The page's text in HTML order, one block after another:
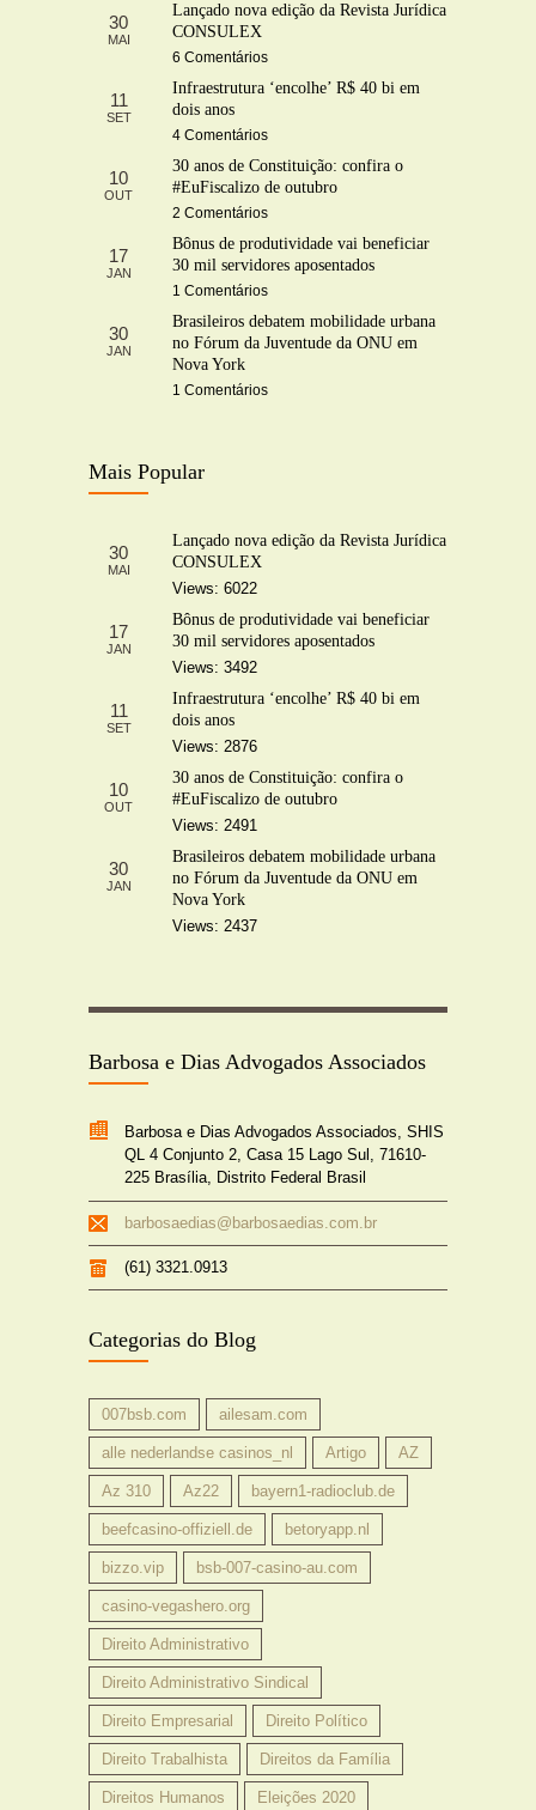
30
MAI
Lançado nova edição da Revista Jurídica
CONSULEX
6 Comentários
11
SET
Infraestrutura ‘encolhe’ R$ 40 bi em
dois anos
4 Comentários
10
OUT
30 anos de Constituição: confira o
#EuFiscalizo de outubro
2 Comentários
17
JAN
Bônus de produtividade vai beneficiar
30 mil servidores aposentados
1 Comentários
30
JAN
Brasileiros debatem mobilidade urbana
no Fórum da Juventude da ONU em
Nova York
1 Comentários
Mais Popular
30
MAI
Lançado nova edição da Revista Jurídica
CONSULEX
Views: 6022
17
JAN
Bônus de produtividade vai beneficiar
30 mil servidores aposentados
Views: 3492
11
SET
Infraestrutura ‘encolhe’ R$ 40 bi em
dois anos
Views: 2876
10
OUT
30 anos de Constituição: confira o
#EuFiscalizo de outubro
Views: 2491
30
JAN
Brasileiros debatem mobilidade urbana
no Fórum da Juventude da ONU em
Nova York
Views: 2437
Barbosa e Dias Advogados Associados
Barbosa e Dias Advogados Associados, SHIS
QL 4 Conjunto 2, Casa 15 Lago Sul, 71610-
225 Brasília, Distrito Federal Brasil
barbosaedias@barbosaedias.com.br
(61) 3321.0913
Categorias do Blog
007bsb.com ailesam.com
alle nederlandse casinos_nl Artigo AZ
Az 310 Az22 bayern1-radioclub.de
beefcasino-offiziell.de betoryapp.nl
bizzo.vip bsb-007-casino-au.com
casino-vegashero.org
Direito Administrativo
Direito Administrativo Sindical
Direito Empresarial Direito Político
Direito Trabalhista Direitos da Família
Direitos Humanos Eleições 2020